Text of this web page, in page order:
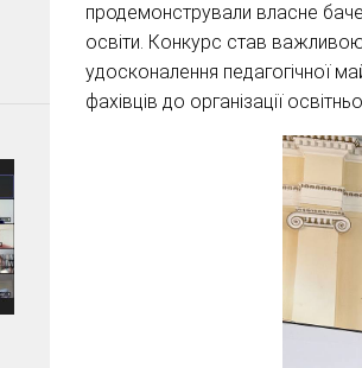
продемонстрували власне
освіти. Конкурс став
удосконалення педагогічної
фахівців до організації